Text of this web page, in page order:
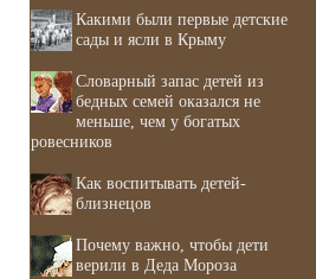
Какими были первые детские
сады и ясли в Крыму
Словарный запас детей из
бедных семей оказался не
меньше, чем у богатых
ровесников
Как воспитывать детей-
близнецов
Почему важно, чтобы дети
верили в Деда Мороза